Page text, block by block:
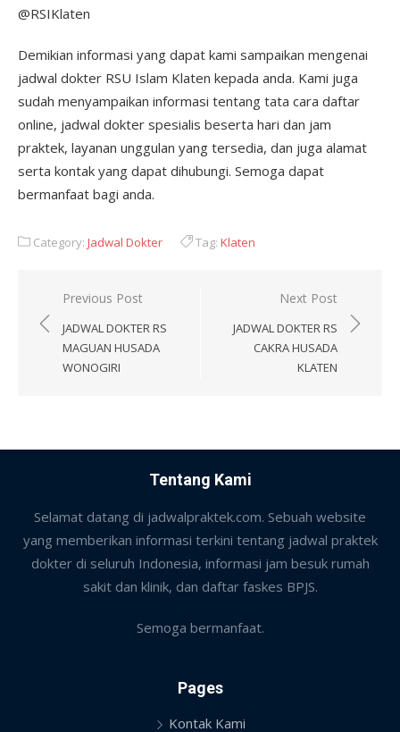
@RSIKlaten
Demikian informasi yang dapat kami sampaikan mengenai
jadwal dokter RSU Islam Klaten kepada anda. Kami juga
sudah menyampaikan informasi tentang tata cara daftar
online, jadwal dokter spesialis beserta hari dan jam
praktek, layanan unggulan yang tersedia, dan juga alamat
serta kontak yang dapat dihubungi. Semoga dapat
bermanfaat bagi anda.
Category: Jadwal Dokter Tag: Klaten
Post
navigation
Previous Post
JADWAL DOKTER RS
MAGUAN HUSADA
WONOGIRI
Next Post
JADWAL DOKTER RS
CAKRA HUSADA
KLATEN
Tentang Kami
Selamat datang di jadwalpraktek.com. Sebuah website
yang memberikan informasi terkini tentang jadwal praktek
dokter di seluruh Indonesia, informasi jam besuk rumah
sakit dan klinik, dan daftar faskes BPJS.
Semoga bermanfaat.
Pages
Kontak Kami